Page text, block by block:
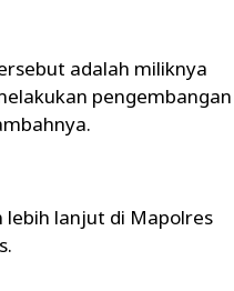
adalah miliknya
pengembangan
lebih lanjut di Mapolres